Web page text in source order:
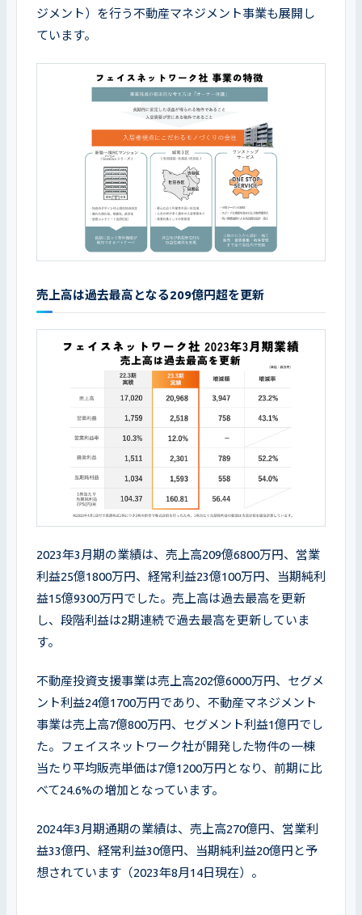
ジメント）を行う不動産マネジメント事業も展開し
ています。
売上高は過去最高となる209億円超を更新
2023年3月期の業績は、売上高209億6800万円、営業
利益25億1800万円、経常利益23億100万円、当期純利
益15億9300万円でした。売上高は過去最高を更新
し、段階利益は2期連続で過去最高を更新していま
す。
不動産投資支援事業は売上高202億6000万円、セグメ
ント利益24億1700万円であり、不動産マネジメント
事業は売上高7億800万円、セグメント利益1億円でし
た。フェイスネットワーク社が開発した物件の一棟
当たり平均販売単価は7億1200万円となり、前期に比
べて24.6%の増加となっています。
2024年3月期通期の業績は、売上高270億円、営業利
益33億円、経常利益30億円、当期純利益20億円と予
想されています（2023年8月14日現在）。